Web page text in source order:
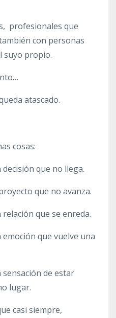
profesionales que
con personas
suyo propio.
atascado.
cosas:
que no llega.
no avanza.
que se enreda.
que vuelve una
de estar
lugar.
casi siempre,